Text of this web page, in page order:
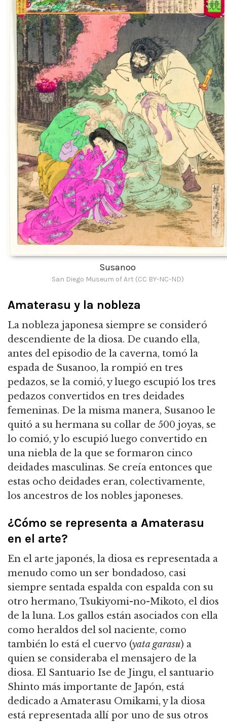
Susanoo
San Diego Museum of Art (CC BY-NC-ND)
Amaterasu y la nobleza
La nobleza japonesa siempre se consideró
descendiente de la diosa. De cuando ella,
antes del episodio de la caverna, tomó la
espada de Susanoo, la rompió en tres
pedazos, se la comió, y luego escupió los tres
pedazos convertidos en tres deidades
femeninas. De la misma manera, Susanoo le
quitó a su hermana su collar de 500 joyas, se
lo comió, y lo escupió luego convertido en
una niebla de la que se formaron cinco
deidades masculinas. Se creía entonces que
estas ocho deidades eran, colectivamente,
los ancestros de los nobles japoneses.
¿Cómo se representa a Amaterasu
en el arte?
En el arte japonés, la diosa es representada a
menudo como un ser bondadoso, casi
siempre sentada espalda con espalda con su
otro hermano, Tsukiyomi-no-Mikoto, el dios
de la luna. Los gallos están asociados con ella
como heraldos del sol naciente, como
también lo está el cuervo (yata garasu) a
quien se consideraba el mensajero de la
diosa. El Santuario Ise de Jingu, el santuario
Shinto más importante de Japón, está
dedicado a Amaterasu Omikami, y la diosa
está representada allí por uno de sus otros